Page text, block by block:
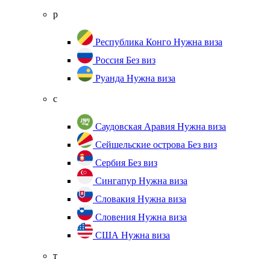
р
Республика Конго Нужна виза
Россия Без виз
Руанда Нужна виза
с
Саудовская Аравия Нужна виза
Сейшельские острова Без виз
Сербия Без виз
Сингапур Нужна виза
Словакия Нужна виза
Словения Нужна виза
США Нужна виза
т